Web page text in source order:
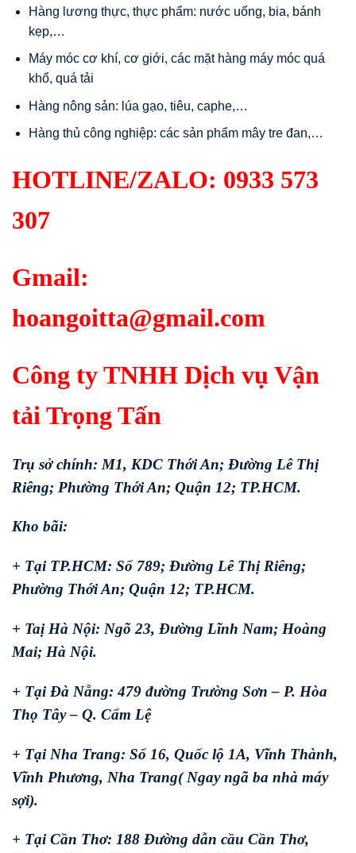
Hàng lương thực, thực phẩm: nước uống, bia, bánh
kẹp,…
Máy móc cơ khí, cơ giới, các mặt hàng máy móc quá
khổ, quá tải
Hàng nông sản: lúa gạo, tiêu, caphe,…
Hàng thủ công nghiệp: các sản phẩm mây tre đan,…
HOTLINE/ZALO: 0933 573
307
Gmail:
hoangoitta@gmail.com
Công ty TNHH Dịch vụ Vận
tải Trọng Tấn
Trụ sở chính: M1, KDC Thới An; Đường Lê Thị
Riêng; Phường Thới An; Quận 12; TP.HCM.
Kho bãi:
+ Tại TP.HCM: Số 789; Đường Lê Thị Riêng;
Phường Thới An; Quận 12; TP.HCM.
+ Taị Hà Nội: Ngõ 23, Đường Lĩnh Nam; Hoàng
Mai; Hà Nội.
+ Tại Đà Nẵng: 479 đường Trường Sơn – P. Hòa
Thọ Tây – Q. Cẩm Lệ
+ Tại Nha Trang: Số 16, Quốc lộ 1A, Vĩnh Thành,
Vĩnh Phương, Nha Trang( Ngay ngã ba nhà máy
sợi).
+ Tại Cần Thơ: 188 Đường dẫn cầu Cần Thơ,